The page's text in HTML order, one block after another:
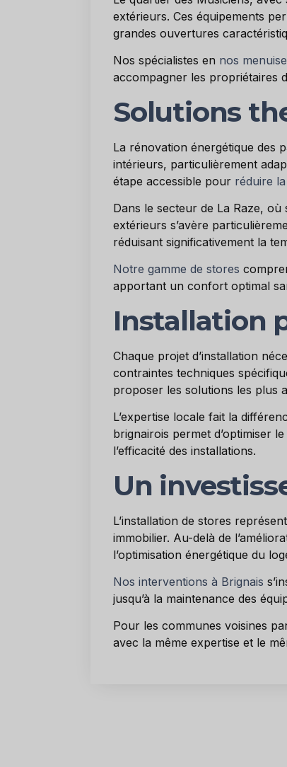
extérieurs. Ces équipements
grandes ouvertures
Nos spécialistes en nos
accompagner les propriétaires
Solutions
La rénovation énergétique des
intérieurs, particulièrement
étape accessible pour réduire
Dans le secteur de La Raze,
extérieurs s’avère
réduisant significativement la
Notre gamme de stores
apportant un confort optimal
Installation
Chaque projet d’installation
contraintes techniques
proposer les solutions les plus
L’expertise locale fait la
brignairois permet d’optimiser
l’efficacité des installations.
Un
L’installation de stores
immobilier. Au-delà de
l’optimisation énergétique du
Nos interventions à Brignais
jusqu’à la maintenance des
Pour les communes voisines
avec la même expertise et le